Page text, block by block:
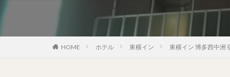
HOME ホテル 東横イン 東横イン 博多西中洲